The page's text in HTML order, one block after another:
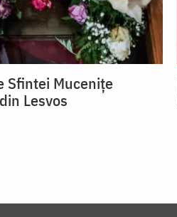
Sfintei Mucenițe
Lesvos